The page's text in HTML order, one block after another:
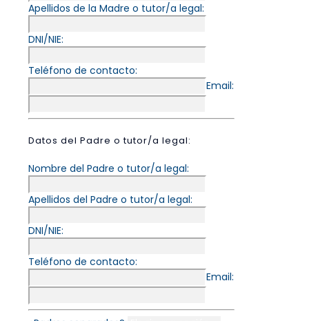
Apellidos de la Madre o tutor/a legal:
DNI/NIE:
Teléfono de contacto:
Email:
Datos del Padre o tutor/a legal:
Nombre del Padre o tutor/a legal:
Apellidos del Padre o tutor/a legal:
DNI/NIE:
Teléfono de contacto:
Email: